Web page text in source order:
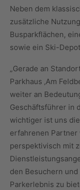
Neben dem
zusätzliche
Busparkflächen,
sowie ein Ski-
„Gerade an
Parkhaus ‚Am
weiter an
Geschäftsführer in
wichtiger ist uns
erfahrenen Partner
perspektivisch mit
den Besuchern
Parkerlebnis zu